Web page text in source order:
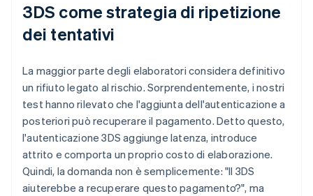
3DS come strategia di ripetizione
dei tentativi
La maggior parte degli elaboratori considera definitivo
un rifiuto legato al rischio. Sorprendentemente, i nostri
test hanno rilevato che l'aggiunta dell'autenticazione a
posteriori può recuperare il pagamento. Detto questo,
l'autenticazione 3DS aggiunge latenza, introduce
attrito e comporta un proprio costo di elaborazione.
Quindi, la domanda non è semplicemente: "Il 3DS
aiuterebbe a recuperare questo pagamento?", ma